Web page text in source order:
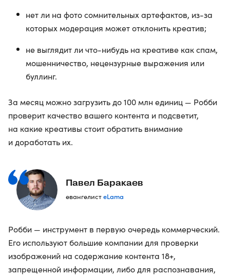
нет ли на фото сомнительных артефактов, из-за
которых модерация может отклонить креатив;
не выглядит ли что-нибудь на креативе как спам,
мошенничество, нецензурные выражения или
буллинг.
За месяц можно загрузить до 100 млн единиц — Робби
проверит качество вашего контента и подсветит,
на какие креативы стоит обратить внимание
и доработать их.
Павел Баракаев
евангелистeLama
Робби — инструмент в первую очередь коммерческий.
Его используют большие компании для проверки
изображений на содержание контента 18+,
запрещенной информации, либо для распознавания,